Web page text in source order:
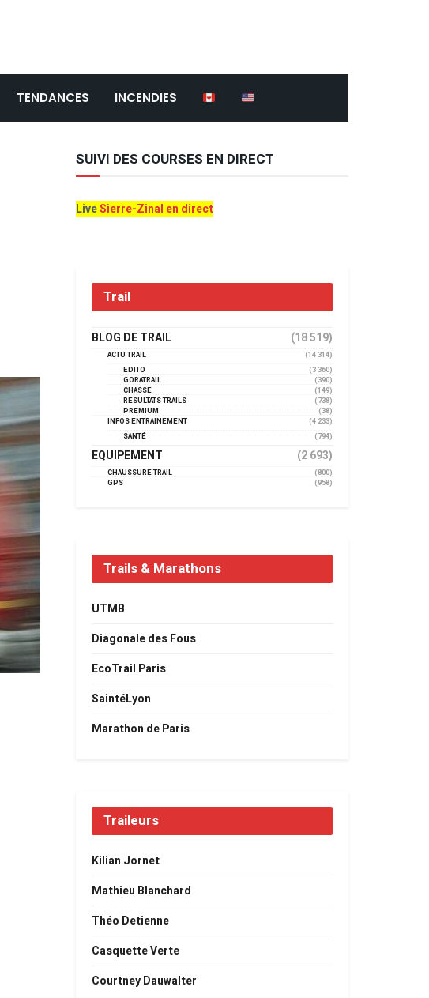
TENDANCES INCENDIES
SUIVI DES COURSES EN DIRECT
LiveSierre-Zinal en direct
Trail
BLOG DE TRAIL (18 519)
ACTU TRAIL
(14 314)
EDITO
(3 360)
GORATRAIL
(390)
CHASSE
(149)
RÉSULTATS TRAILS
(738)
PREMIUM
(38)
INFOS ENTRAINEMENT
(4 233)
SANTÉ
(794)
EQUIPEMENT (2 693)
CHAUSSURE TRAIL
(800)
GPS
(958)
Trails & Marathons
UTMB
Diagonale des Fous
EcoTrail Paris
SaintéLyon
Marathon de Paris
Traileurs
Kilian Jornet
Mathieu Blanchard
Théo Detienne
Casquette Verte
Courtney Dauwalter